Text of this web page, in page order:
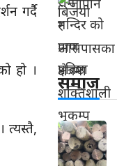
गर्दै
हो ।
त्यस्तै,
समाज